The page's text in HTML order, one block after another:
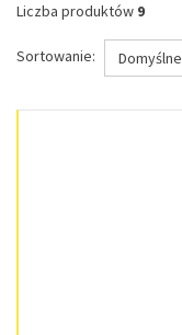
Liczba produktów 9
Sortowanie: Domyślne